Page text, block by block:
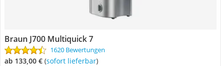
Braun J700 Multiquick 7
1620 Bewertungen
ab 133,00 € ( Sofort lieferbar)